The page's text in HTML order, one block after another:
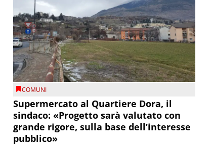
COMUNI
Supermercato al Quartiere Dora, il
sindaco: «Progetto sarà valutato con
grande rigore, sulla base dell’interesse
pubblico»